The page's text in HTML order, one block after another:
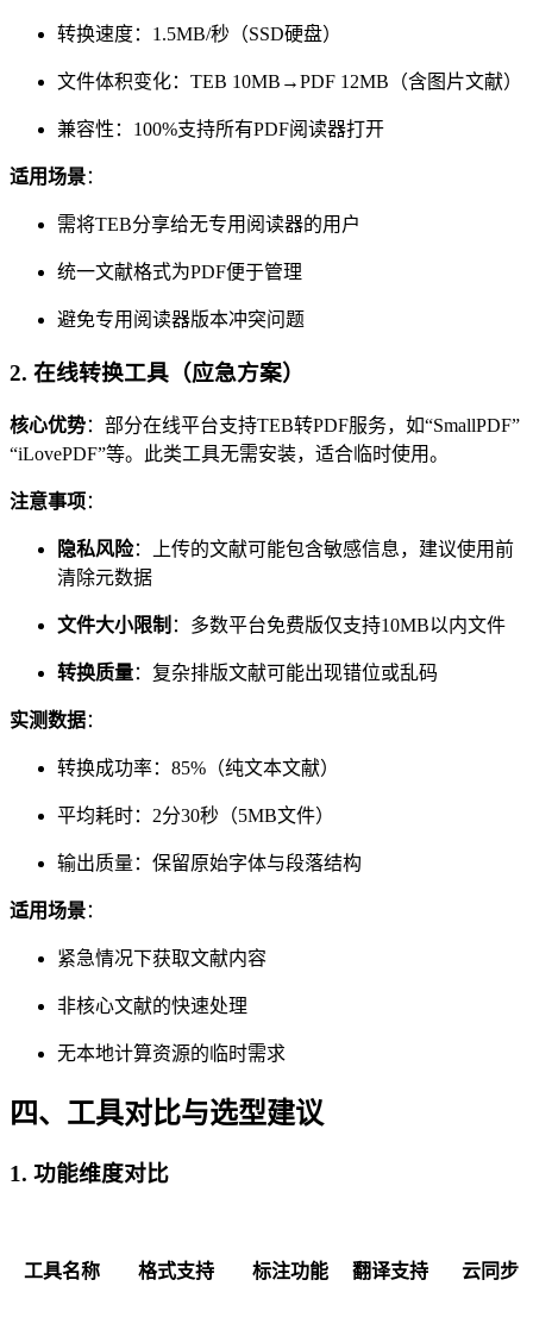
转换速度：1.5MB/秒（SSD硬盘）
文件体积变化：TEB 10MB→PDF 12MB（含图片文献）
兼容性：100%支持所有PDF阅读器打开
适用场景：
需将TEB分享给无专用阅读器的用户
统一文献格式为PDF便于管理
避免专用阅读器版本冲突问题
2. 在线转换工具（应急方案）
核心优势：部分在线平台支持TEB转PDF服务，如“SmallPDF”
“iLovePDF”等。此类工具无需安装，适合临时使用。
注意事项 ：
隐私风险：上传的文献可能包含敏感信息，建议使用前
清除元数据
文件大小限制 ：多数平台免费版仅支持10MB以内文件
转换质量：复杂排版文献可能出现错位或乱码
实测数据：
转换成功率：85%（纯文本文献）
平均耗时：2分30秒（5MB文件）
输出质量：保留原始字体与段落结构
适用场景：
紧急情况下获取文献内容
非核心文献的快速处理
无本地计算资源的临时需求
四、工具对比与选型建议
1. 功能维度对比
工具名称 格式支持 标注功能 翻译支持 云同步